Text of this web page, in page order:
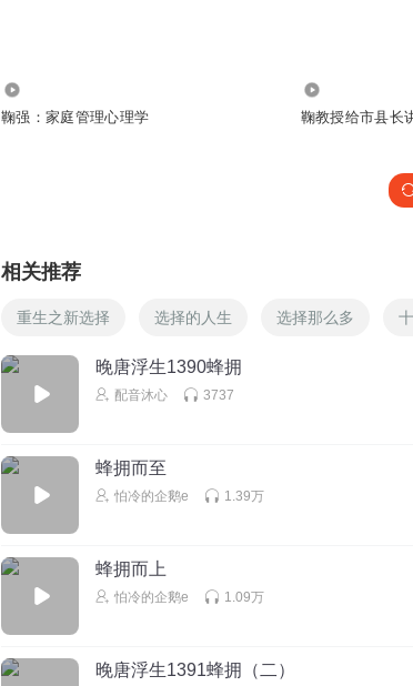
鞠强：家庭管理心理学 鞠教授给市县长
相关推荐
重生之新选择 选择的人生 选择那么多
晚唐浮生1390蜂拥
配音沐心 3737
蜂拥而至
怕冷的企鹅e 1.39万
蜂拥而上
怕冷的企鹅e 1.09万
晚唐浮生1391蜂拥（二）